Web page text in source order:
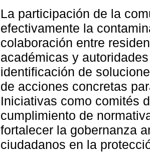
La participación de la
efectivamente la
colaboración entre
académicas y
identificación de
de acciones concretas
Iniciativas como comités
cumplimiento de
fortalecer la gobernanza
ciudadanos en la